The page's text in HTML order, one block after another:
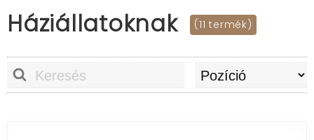
Háziállatoknak (11 termék)